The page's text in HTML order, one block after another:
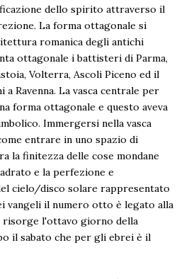
dello spirito attraverso il
La forma ottagonale si
romanica degli antichi
ottagonale i battisteri di Parma,
Volterra, Ascoli Piceno ed il
Ravenna. La vasca centrale per
forma ottagonale e questo aveva
Immergersi nella vasca
entrare in uno spazio di
la finitezza delle cose mondane
e la perfezione e
cielo/disco solare rappresentato
vangeli il numero otto è legato alla
l'ottavo giorno della
il sabato che per gli ebrei è il